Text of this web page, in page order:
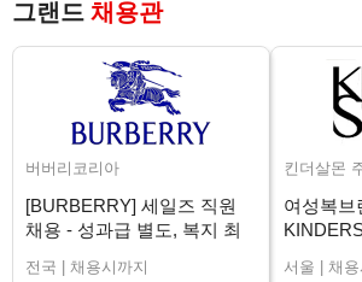
그랜드 채용관
버버리코리아
[BURBERRY] 세일즈 직원
채용 - 성과급 별도, 복지 최
전국 | 채용시까지
킨더살몬
여성복브
서울 | 채용